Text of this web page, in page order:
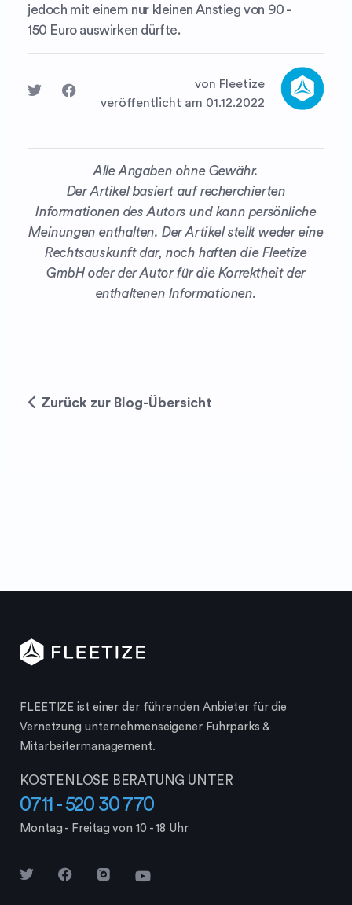
jedoch mit einem nur kleinen Anstieg von 90 -
150 Euro auswirken dürfte.
von Fleetize
veröffentlicht am 01.12.2022
Alle Angaben ohne Gewähr.
Der Artikel basiert auf recherchierten
Informationen des Autors und kann persönliche
Meinungen enthalten. Der Artikel stellt weder eine
Rechtsauskunft dar, noch haften die Fleetize
GmbH oder der Autor für die Korrektheit der
enthaltenen Informationen.
Zurück zur Blog-Übersicht
FLEETIZE ist einer der führenden Anbieter für die
Vernetzung unternehmenseigener Fuhrparks &
Mitarbeiter­management.
KOSTENLOSE BERATUNG UNTER
0711 - 520 30 770
Montag - Freitag von 10 - 18 Uhr